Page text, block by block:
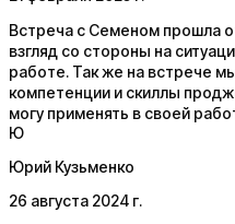
Встреча с Семеном прошла
взгляд со стороны на
работе. Так же на встрече
компетенции и скиллы
могу применять в своей
Ю
Юрий Кузьменко
26 августа 2024 г.